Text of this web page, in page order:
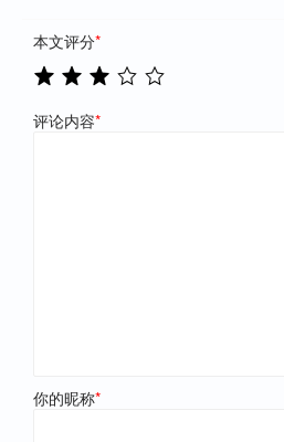
本文评分*
评论内容*
你的昵称*